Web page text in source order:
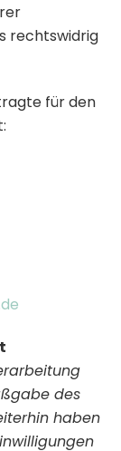
rechtswidrig
für den
des
haben